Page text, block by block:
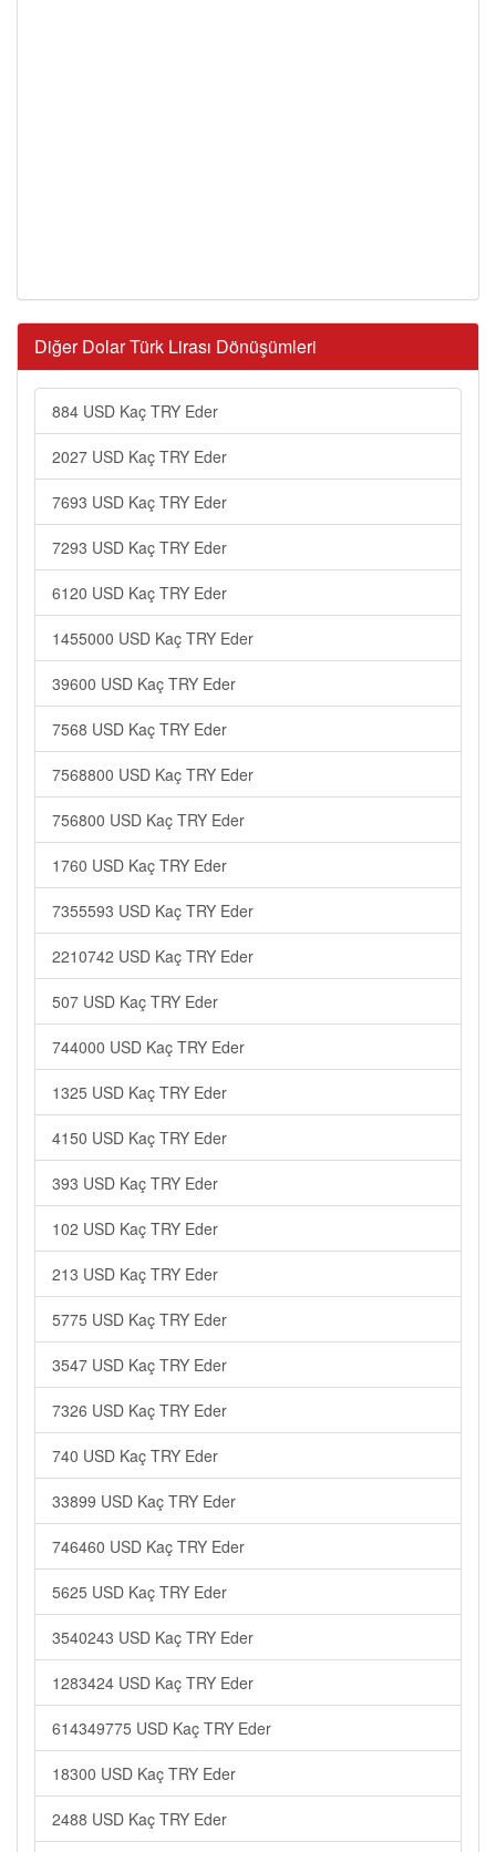
Diğer Dolar Türk Lirası Dönüşümleri
884 USD Kaç TRY Eder
2027 USD Kaç TRY Eder
7693 USD Kaç TRY Eder
7293 USD Kaç TRY Eder
6120 USD Kaç TRY Eder
1455000 USD Kaç TRY Eder
39600 USD Kaç TRY Eder
7568 USD Kaç TRY Eder
7568800 USD Kaç TRY Eder
756800 USD Kaç TRY Eder
1760 USD Kaç TRY Eder
7355593 USD Kaç TRY Eder
2210742 USD Kaç TRY Eder
507 USD Kaç TRY Eder
744000 USD Kaç TRY Eder
1325 USD Kaç TRY Eder
4150 USD Kaç TRY Eder
393 USD Kaç TRY Eder
102 USD Kaç TRY Eder
213 USD Kaç TRY Eder
5775 USD Kaç TRY Eder
3547 USD Kaç TRY Eder
7326 USD Kaç TRY Eder
740 USD Kaç TRY Eder
33899 USD Kaç TRY Eder
746460 USD Kaç TRY Eder
5625 USD Kaç TRY Eder
3540243 USD Kaç TRY Eder
1283424 USD Kaç TRY Eder
614349775 USD Kaç TRY Eder
18300 USD Kaç TRY Eder
2488 USD Kaç TRY Eder